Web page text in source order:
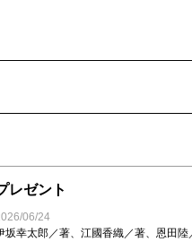
レゼント
06/24
坂幸太郎／著、江國香織／著、恩田陸